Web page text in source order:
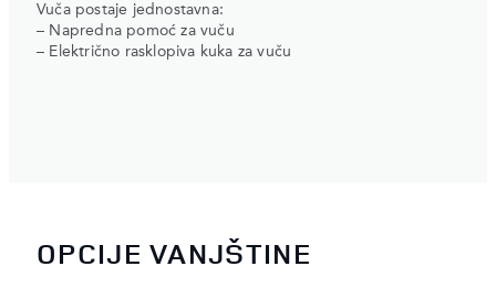
Vuča postaje jednostavna:
– Napredna pomoć za vuču
– Električno rasklopiva kuka za vuču
OPCIJE VANJŠTINE